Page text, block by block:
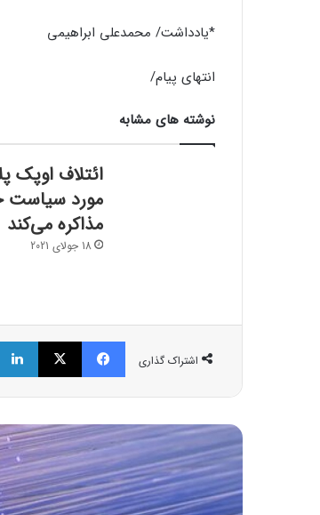
*یادداشت/ محمدعلی ابراهیمی
انتهای پیام/
نوشته های مشابه
ائتلاف اوپک
مورد سیاست
مذاکره می‌کند
18 جولای 2021
اشتراک گذاری
فیسبوک ایکس